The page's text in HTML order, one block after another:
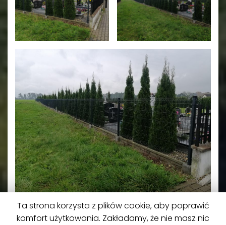
Drzwi wejściowe
Ta strona korzysta z plików cookie, aby poprawić
komfort użytkowania. Zakładamy, że nie masz nic